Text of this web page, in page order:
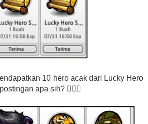
10 hero acak dari Lucky Hero
apa sih? 🏃🏻‍♂️